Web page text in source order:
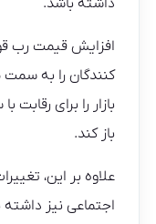
افزایش قیمت رب
کنندگان را به
بازار را برای
باز کند.
علاوه بر این،
اجتماعی نیز داشته